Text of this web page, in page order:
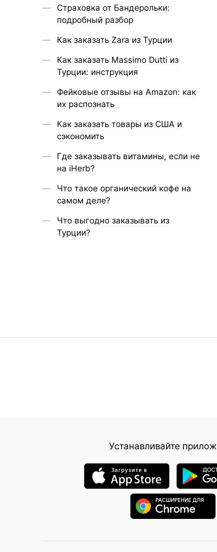
Страховка от Бандерольки:
подробный разбор
Как заказать Zara из Турции
Как заказать Massimo Dutti из
Турции: инструкция
Фейковые отзывы на Amazon: как
их распознать
Как заказать товары из США и
сэкономить
Где заказывать витамины, если не
на iHerb?
Что такое органический кофе на
самом деле?
Что выгодно заказывать из
Турции?
Устанавливайте